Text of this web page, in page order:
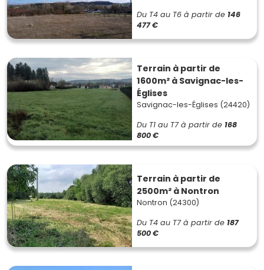
Du T4 au T6 à partir de 146
477 €
Terrain à partir de
1600m² à Savignac-les-
Églises
Savignac-les-Églises (24420)
Du T1 au T7 à partir de 168
800 €
Terrain à partir de
2500m² à Nontron
Nontron (24300)
Du T4 au T7 à partir de 187
500 €